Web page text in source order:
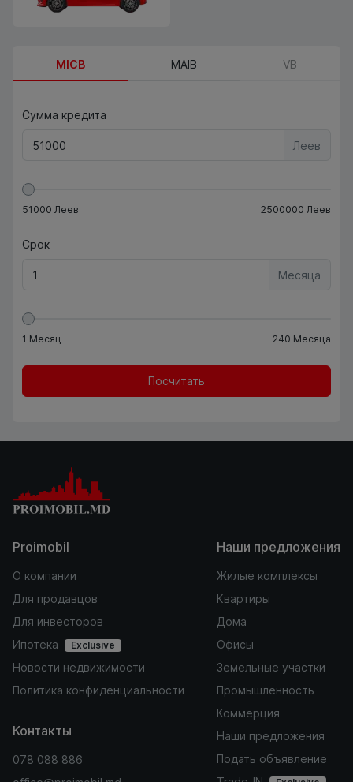
MICB MAIB VB
Сумма кредита
Леев
51000 Леев 2500000 Леев
Срок
Месяца
1 Месяц 240 Месяца
Посчитать
Proimobil
О компании
Для продавцов
Для инвесторов
Ипотека
Exclusive
Новости недвижимости
Политика конфиденциальности
Наши предложения
Жилые комплексы
Квартиры
Дома
Офисы
Земельные участки
Промышленность
Коммерция
Наши предложения
Подать объявление
Контакты
078 088 886